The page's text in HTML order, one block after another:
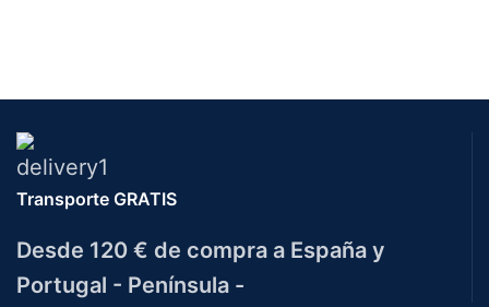
Transporte GRATIS
Desde 120 € de compra a España y
Portugal - Península -